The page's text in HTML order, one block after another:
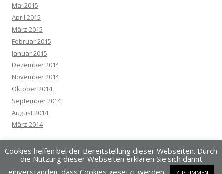
Mai 2015
April 2015
März 2015
Februar 2015
Januar 2015
Dezember 2014
November 2014
Oktober 2014
September 2014
August 2014
März 2014
Cookies helfen bei der Bereitstellung dieser Webseiten. Durch
die Nutzung dieser Webseiten erklären Sie sich damit
einverstanden, dass Cookies gesetzt werden.
ZUSTIMMEN